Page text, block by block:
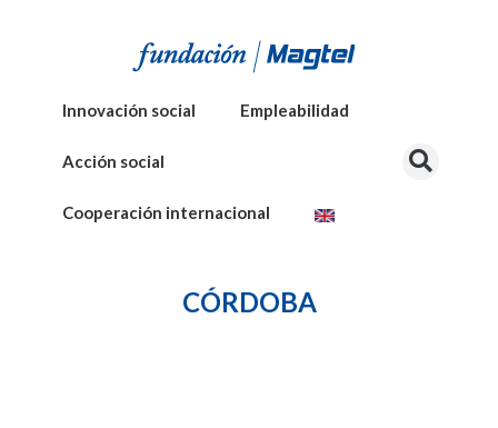
Innovación social Empleabilidad
Acción social
Cooperación internacional
CÓRDOBA